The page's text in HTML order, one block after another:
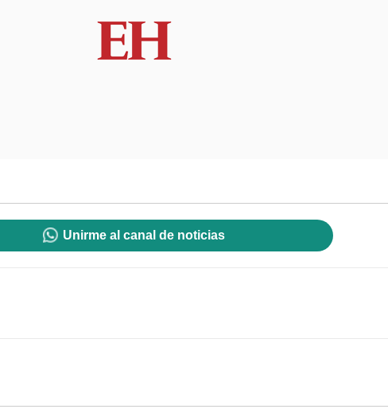
Unirme al canal de noticias